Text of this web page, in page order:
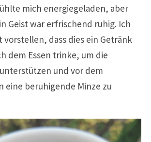
mich energiegeladen, aber
Geist war erfrischend ruhig. Ich
vorstellen, dass dies ein Getränk
dem Essen trinke, um die
und vor dem
eine beruhigende Minze zu